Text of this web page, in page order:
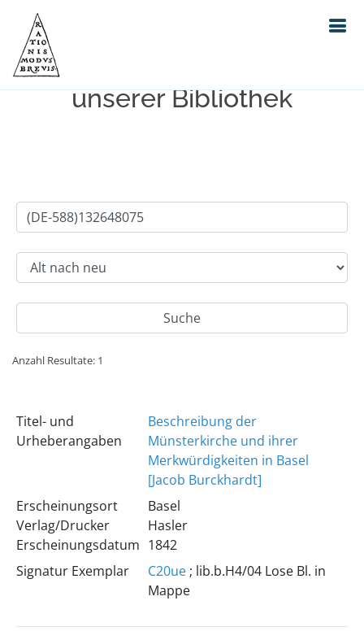
Einfache Suche im Bestand
unserer Bibliothek
Anzahl Resultate: 1
Titel- und
Urheberangaben
Beschreibung der
Münsterkirche und ihrer
Merkwürdigkeiten in Basel
[Jacob Burckhardt]
Erscheinungsort
Verlag/Drucker
Erscheinungsdatum
Basel
Hasler
1842
Signatur Exemplar
C20ue; lib.b.H4/04 Lose Bl. in
Mappe